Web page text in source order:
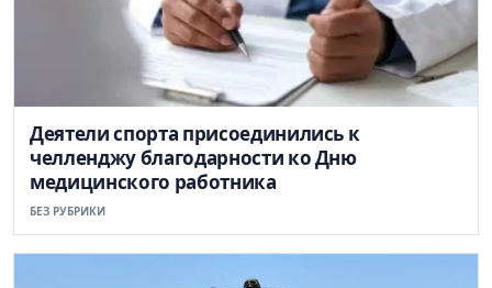
Деятели спорта присоединились к
челленджу благодарности ко Дню
медицинского работника
БЕЗ РУБРИКИ